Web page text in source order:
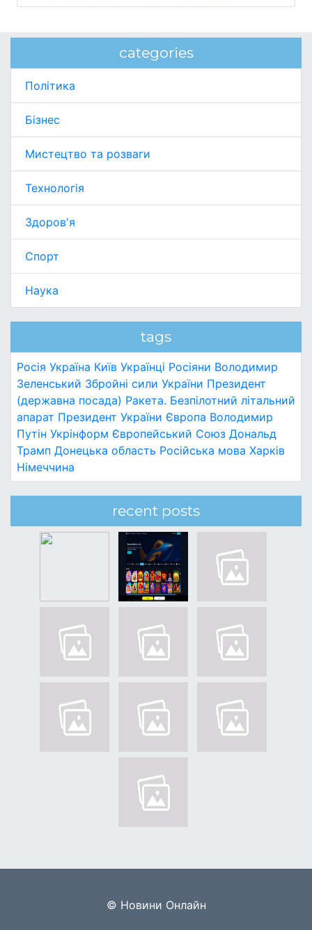
categories
Політика
Бізнес
Мистецтво та розваги
Технологія
Здоров'я
Спорт
Наука
tags
Росія Україна Київ Українці Росіяни Володимир
Зеленський Збройні сили України Президент
(державна посада) Ракета. Безпілотний літальний
апарат Президент України Європа Володимир
Путін Укрінформ Європейський Союз Дональд
Трамп Донецька область Російська мова Харків
Німеччина
recent posts
© Новини Онлайн